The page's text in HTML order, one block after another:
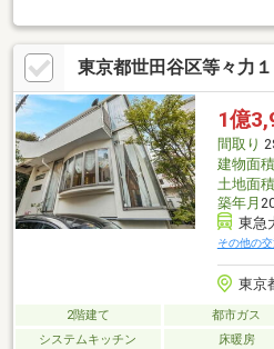
い。お問い合わせ専用フリーダイヤ
東京都世田谷区等々力
1億
間取り
建物面積
土地面積
築年月
東急
その他の交
東京
2階建て 都市ガス
システムキッチン
床暖房